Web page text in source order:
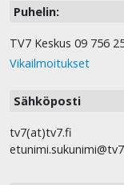
Puhelin:
TV7 Keskus 09 756
Vikailmoitukset
Sähköposti
tv7(at)tv7.fi